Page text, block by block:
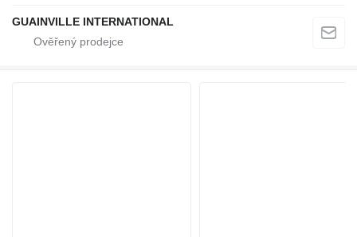
GUAINVILLE INTERNATIONAL